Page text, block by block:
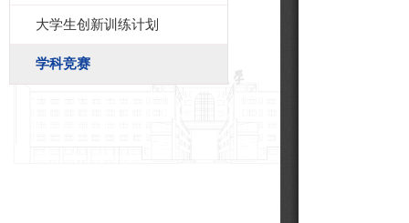
大学生创新训练计划
学科竞赛